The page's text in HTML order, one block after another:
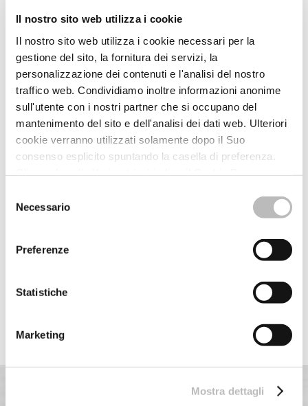
Il nostro sito web utilizza i cookie
Il nostro sito web utilizza i cookie necessari per la
gestione del sito, la fornitura dei servizi, la
personalizzazione dei contenuti e l'analisi del nostro
traffico web. Condividiamo inoltre informazioni anonime
sull'utente con i nostri partner che si occupano del
mantenimento del sito e dell'analisi dei dati web. Ulteriori
cookie verranno utilizzati solamente dopo il Suo
consenso esplicito spuntando la casella di preferenza.
funzionamento e la migliore esperienza nel nostro sito
Link alla cookie
delNecessario
Preferenze
Statistiche
Marketing
Mostra dettagli
BPLAJ: INAUGURATA LA
NUOVA FILIALE DI PISA
FRATI – BIGI
(Marzo 2017) E’ stata inaugurata sabato 25 marzo la nuova
filiale di Pisa,ricavata nei locali dell’antico convento dei
). Inaugurata lo stesso giorno
del Capodanno pisano, la filiale è dedicata alla Luminara di
San Ranieri.
LEGGI TUTTO